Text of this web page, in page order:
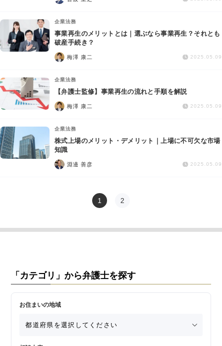
企業法務
事業再生のメリットとは｜選ぶなら事業再生？それとも
破産手続き？
梅澤 康二 2025.05.09
企業法務
【弁護士監修】事業再生の流れと手順を解説
梅澤 康二 2025.05.09
企業法務
株式上場のメリット・デメリット｜上場に不可欠な市場
知識
淵邊 善彦 2025.05.09
1 2
「カテゴリ」から弁護士を探す
お住まいの地域